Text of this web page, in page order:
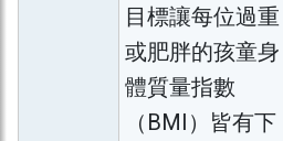
目標讓每位過重
或肥胖的孩童身
體質量指數
（BMI）皆有下